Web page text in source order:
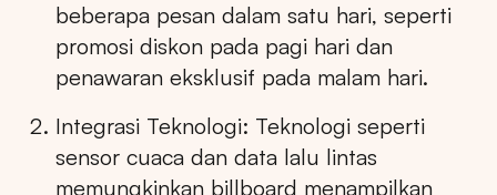
beberapa pesan dalam satu hari, seperti
promosi diskon pada pagi hari dan
penawaran eksklusif pada malam hari.
Integrasi Teknologi: Teknologi seperti
sensor cuaca dan data lalu lintas
memungkinkan billboard menampilkan